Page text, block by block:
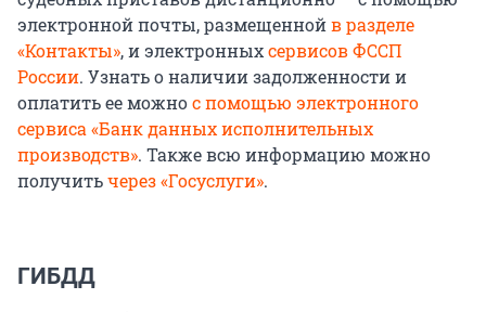
электронной почты, размещеннойв разделе
«Контакты», и электронныхсервисов ФССП
России. Узнать о наличии задолженности и
оплатить ее можнос помощью электронного
сервиса «Банк данных исполнительных
производств». Также всю информацию можно
получитьчерез «Госуслуги».
ГИБДД